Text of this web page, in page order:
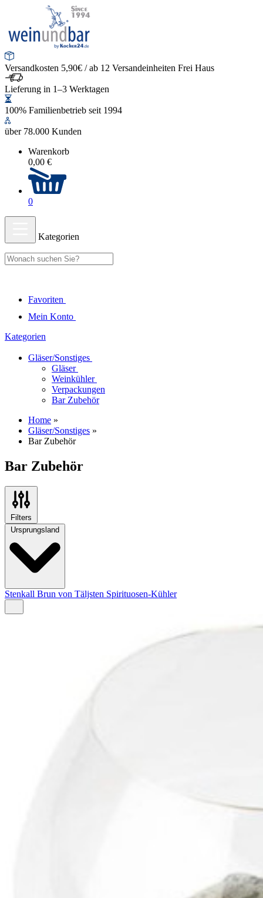
Versandkosten 5,90€ / ab 12 Versandeinheiten Frei Haus
Lieferung in 1–3 Werktagen
100% Familienbetrieb seit 1994
über 78.000 Kunden
Warenkorb
0,00 €
0
Kategorien
Favoriten
Mein Konto
Kategorien
Gläser/Sonstiges
Gläser
Weinkühler
Verpackungen
Bar Zubehör
Home »
Gläser/Sonstiges »
Bar Zubehör
Bar Zubehör
Filters
Ursprungsland
Stenkall Brun von Täljsten Spirituosen-Kühler